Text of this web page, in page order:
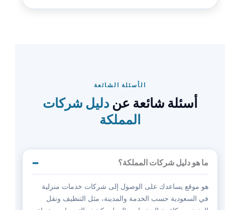
الأسئلة الشائعة
أسئلة شائعة عن دليل شركات
المملكة
ما هو دليل شركات المملكة؟
هو موقع يساعدك على الوصول إلى شركات خدمات منزلية
في السعودية حسب الخدمة والمدينة، مثل التنظيف ونقل